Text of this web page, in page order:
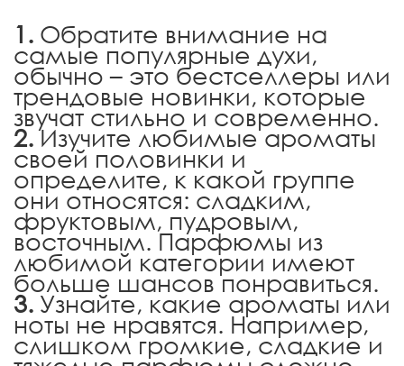
Обратите внимание на
самые популярные духи,
обычно – это бестселлеры или
трендовые новинки, которые
звучат стильно и современно.
Изучите любимые ароматы
своей половинки и
определите, к какой группе
они относятся: сладким,
фруктовым, пудровым,
восточным. Парфюмы из
любимой категории имеют
больше шансов понравиться.
Узнайте, какие ароматы или
ноты не нравятся. Например,
слишком громкие, сладкие и